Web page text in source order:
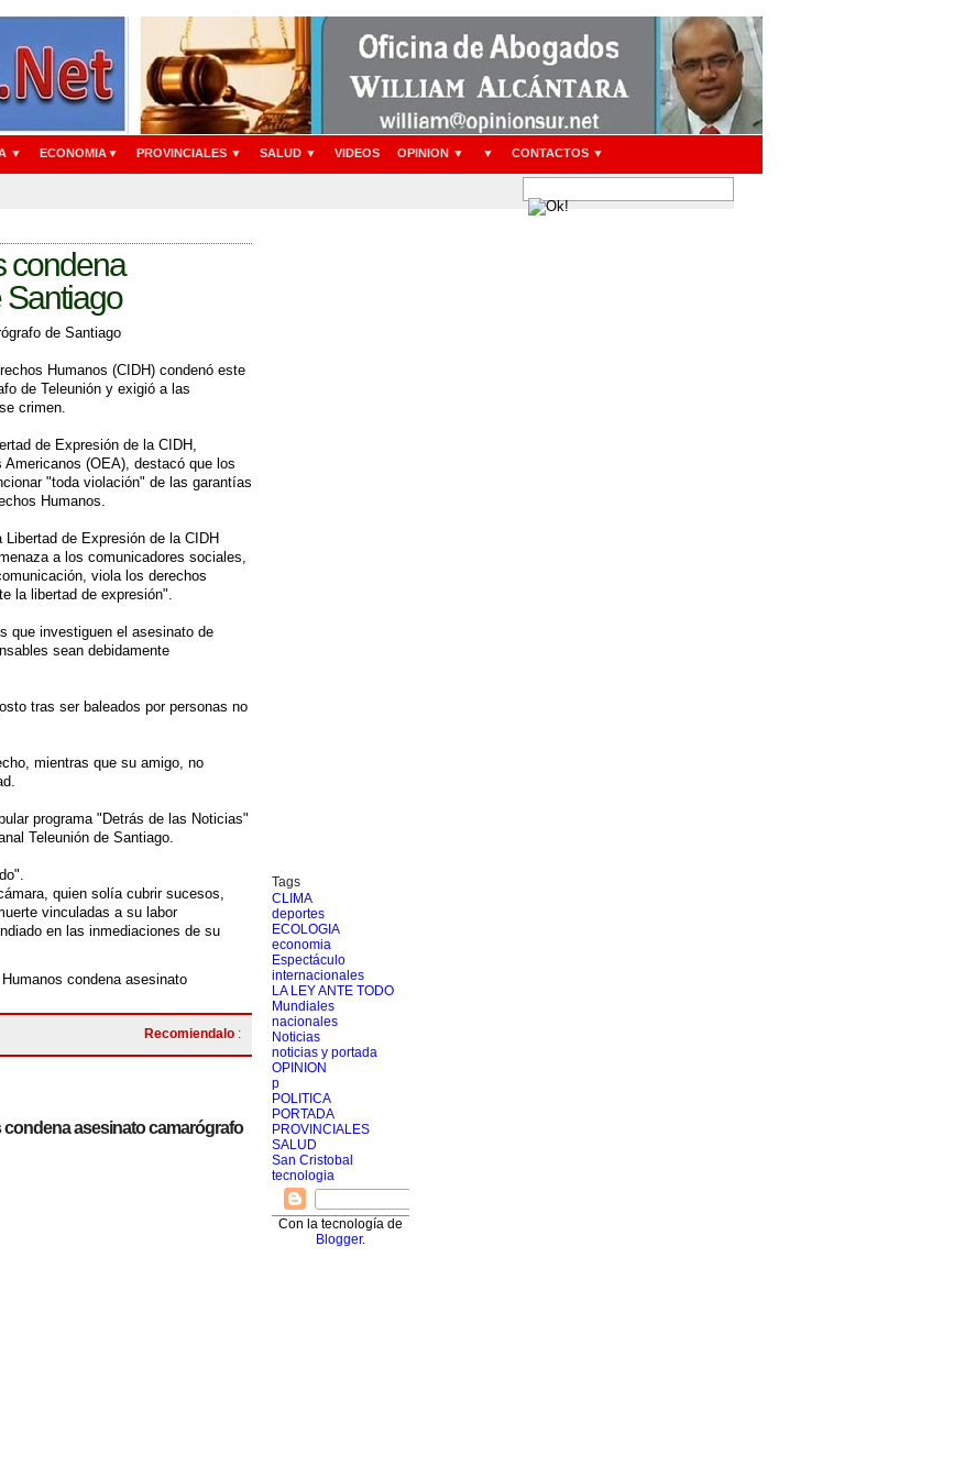
▼ ECONOMIA▼ PROVINCIALES ▼ SALUD ▼ VIDEOS OPINION ▼ ▼ CONTACTOS ▼
condena
Santiago
de Santiago
Humanos (CIDH) condenó este
de Teleunión y exigió a las
crimen.
de Expresión de la CIDH,
(OEA), destacó que los
"toda violación" de las garantías
Humanos.
de Expresión de la CIDH
a los comunicadores sociales,
viola los derechos
la libertad de expresión".
que investiguen el asesinato de
sean debidamente
tras ser baleados por personas no
mientras que su amigo, no
programa "Detrás de las Noticias"
Teleunión de Santiago.
quien solía cubrir sucesos,
vinculadas a su labor
en las inmediaciones de su
condena asesinato
Recomiendalo :
asesinato camarógrafo
Tags
CLIMA
deportes
ECOLOGIA
economia
Espectáculo
internacionales
LA LEY ANTE TODO
Mundiales
nacionales
Noticias
noticias y portada
OPINION
p
POLITICA
PORTADA
PROVINCIALES
SALUD
San Cristobal
tecnologia
Con la tecnología de
Blogger.